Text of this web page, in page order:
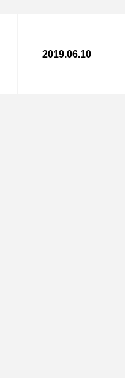
2019.06.10